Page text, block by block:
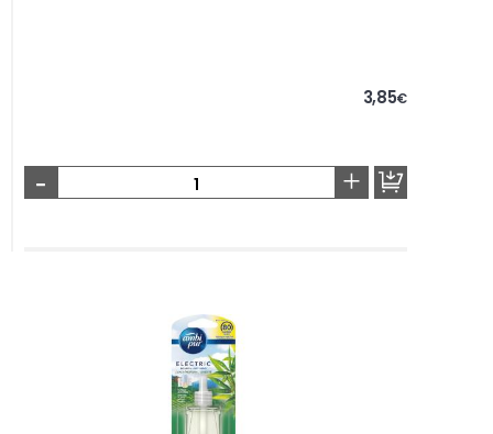
3,85€
- +